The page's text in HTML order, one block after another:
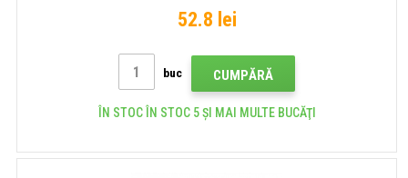
52.8 lei
buc CUMPĂRĂ
ÎN STOC ÎN STOC 5 ȘI MAI MULTE BUCĂŢI